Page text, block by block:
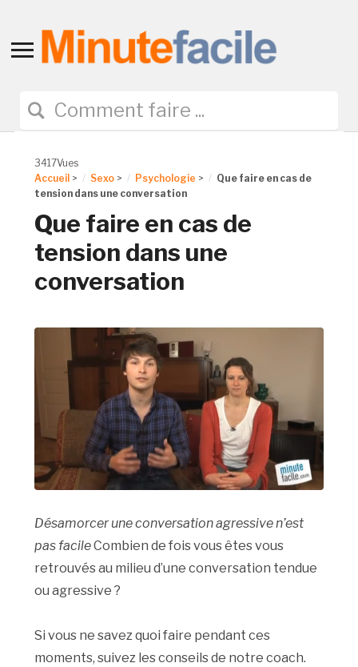
Toggle
navigation
3417Vues
Accueil > Sexo > Psychologie >
Que faire en cas de
tension dans une conversation
Que faire en cas de
tension dans une
conversation
Désamorcer une conversation agressive n’est
pas facileCombien de fois vous êtes vous
retrouvés au milieu d’une conversation tendue
ou agressive ?
Si vous ne savez quoi faire pendant ces
moments, suivez les conseils de notre coach.